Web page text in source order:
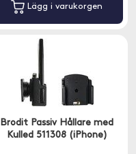
Lägg i varukorgen
Brodit Passiv Hållare med
Kulled 511308 (iPhone)